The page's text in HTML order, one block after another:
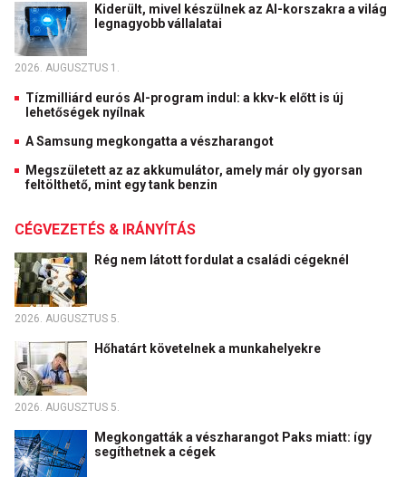
Kiderült, mivel készülnek az AI-korszakra a világ
legnagyobb vállalatai
2026. AUGUSZTUS 1.
Tízmilliárd eurós AI-program indul: a kkv-k előtt is új
lehetőségek nyílnak
A Samsung megkongatta a vészharangot
Megszületett az az akkumulátor, amely már oly gyorsan
feltölthető, mint egy tank benzin
CÉGVEZETÉS & IRÁNYÍTÁS
Rég nem látott fordulat a családi cégeknél
2026. AUGUSZTUS 5.
Hőhatárt követelnek a munkahelyekre
2026. AUGUSZTUS 5.
Megkongatták a vészharangot Paks miatt: így
segíthetnek a cégek